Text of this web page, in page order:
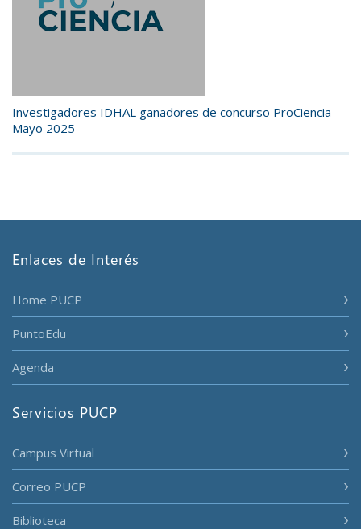
Investigadores IDHAL ganadores de concurso ProCiencia –
Mayo 2025
Enlaces de Interés
Home PUCP
PuntoEdu
Agenda
Servicios PUCP
Campus Virtual
Correo PUCP
Biblioteca